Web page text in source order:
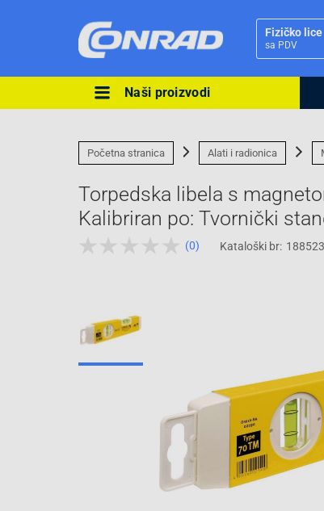
Fizičko lice
sa PDV
Ova postavka prilagođava
Pravno lice
Naši proizvodi
Početna stranica Alati i radionica
Torpedska libela s
Kalibriran po: Tvornički
(0) Kataloški br: